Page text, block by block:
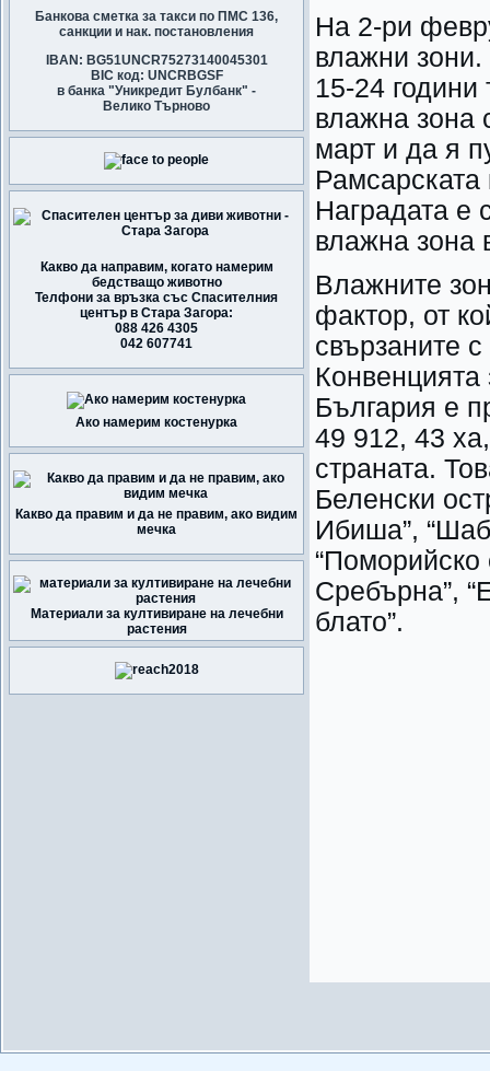
Банкова сметка за такси по ПМС 136,
санкции и нак. постановления
IBAN: BG51UNCR75273140045301
BIC код: UNCRBGSF
в банка "Уникредит Булбанк" -
Велико Търново
Какво да направим, когато намерим
бедстващо животно
Телфони за връзка със Спасителния
център в Стара Загора:
088 426 4305
042 607741
Ако намерим костенурка
Какво да правим и да не правим, ако видим
мечка
Материали за култивиране на лечебни
растения
На 2-ри
влажни зони.
15-24
влажна зона
март и да я
Наградата е
влажна зона
Влажните
фактор, от
свързаните
България е
49 912, 43
страната.
Беленски
Ибиша”,
“Поморийско
Сребърна”,
блато”.